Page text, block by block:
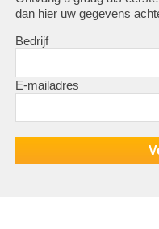
dan hier uw gegevens
Bedrijf
E-mailadres